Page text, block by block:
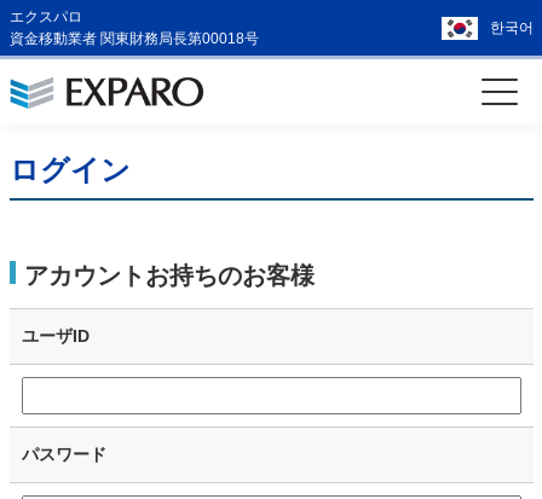
エクスパロ
資金移動業者 関東財務局長第00018号
한국어
ログイン
アカウントお持ちのお客様
ユーザID
パスワード